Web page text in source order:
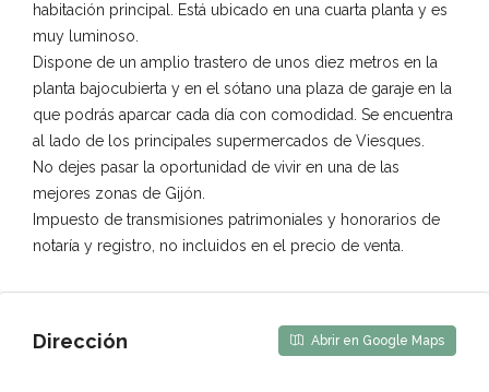
habitación principal. Está ubicado en una cuarta planta y es
muy luminoso.
Dispone de un amplio trastero de unos diez metros en la
planta bajocubierta y en el sótano una plaza de garaje en la
que podrás aparcar cada día con comodidad. Se encuentra
al lado de los principales supermercados de Viesques.
No dejes pasar la oportunidad de vivir en una de las
mejores zonas de Gijón.
Impuesto de transmisiones patrimoniales y honorarios de
notaría y registro, no incluidos en el precio de venta.
Dirección Abrir en Google Maps